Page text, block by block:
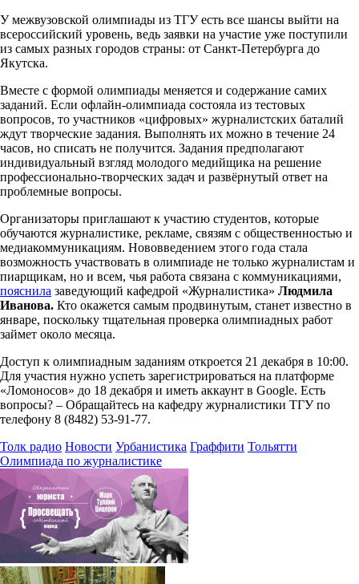
У межвузовской олимпиады из ТГУ есть все шансы выйти на
всероссийский уровень, ведь заявки на участие уже поступили
из самых разных городов страны: от Санкт-Петербурга до
Якутска.
Вместе с формой олимпиады меняется и содержание самих
заданий. Если офлайн-олимпиада состояла из тестовых
вопросов, то участников «цифровых» журналистских баталий
ждут творческие задания. Выполнять их можно в течение 24
часов, но списать не получится. Задания предполагают
индивидуальный взгляд молодого медийщика на решение
профессионально-творческих задач и развёрнутый ответ на
проблемные вопросы.
Организаторы приглашают к участию студентов, которые
обучаются журналистике, рекламе, связям с общественностью и
медиакоммуникациям. Нововведением этого года стала
возможность участвовать в олимпиаде не только журналистам и
пиарщикам, но и всем, чья работа связана с коммуникациями,
пояснила заведующий кафедрой «Журналистика» Людмила
Иванова. Кто окажется самым продвинутым, станет известно в
январе, поскольку тщательная проверка олимпиадных работ
займет около месяца.
Доступ к олимпиадным заданиям откроется 21 декабря в 10:00.
Для участия нужно успеть зарегистрироваться на платформе
«Ломоносов» до 18 декабря и иметь аккаунт в Google. Есть
вопросы? – Обращайтесь на кафедру журналистики ТГУ по
телефону 8 (8482) 53-91-77.
Толк радио Новости Урбанистика Граффити Тольятти
Олимпиада по журналистике